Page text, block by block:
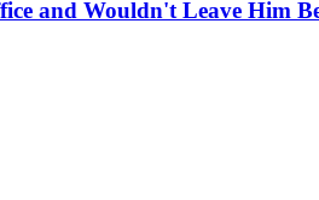
and Wouldn't Leave Him